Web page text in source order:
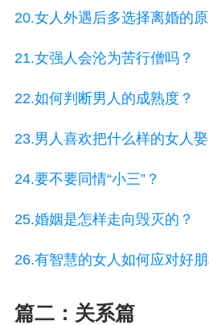
20.女人外遇后多选择离婚的
21.女强人会沦为苦行僧吗？
22.如何判断男人的成熟度？
23.男人喜欢把什么样的女人娶
24.要不要同情“小三”？
25.婚姻是怎样走向毁灭的？
26.有智慧的女人如何应对好
篇二：关系篇